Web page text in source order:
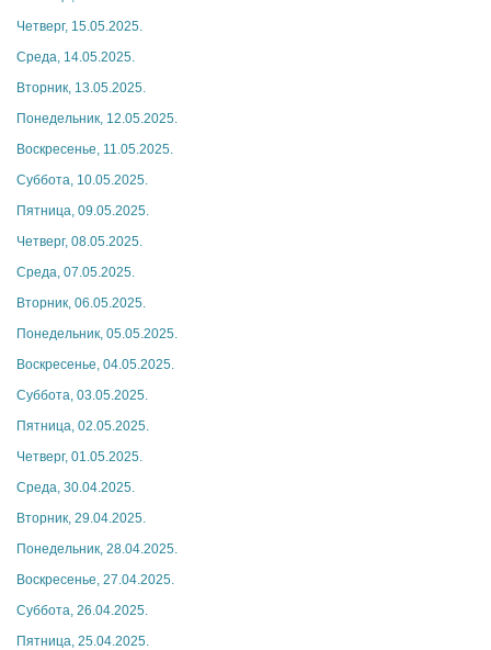
Четверг, 15.05.2025.
Среда, 14.05.2025.
Вторник, 13.05.2025.
Понедельник, 12.05.2025.
Воскресенье, 11.05.2025.
Суббота, 10.05.2025.
Пятница, 09.05.2025.
Четверг, 08.05.2025.
Среда, 07.05.2025.
Вторник, 06.05.2025.
Понедельник, 05.05.2025.
Воскресенье, 04.05.2025.
Суббота, 03.05.2025.
Пятница, 02.05.2025.
Четверг, 01.05.2025.
Среда, 30.04.2025.
Вторник, 29.04.2025.
Понедельник, 28.04.2025.
Воскресенье, 27.04.2025.
Суббота, 26.04.2025.
Пятница, 25.04.2025.